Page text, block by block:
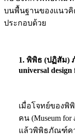
ประกอบด้วย
universal
คน (Museum
แล้วพิพิธภัณฑ์คว
ตอบได้จากแนวคิ